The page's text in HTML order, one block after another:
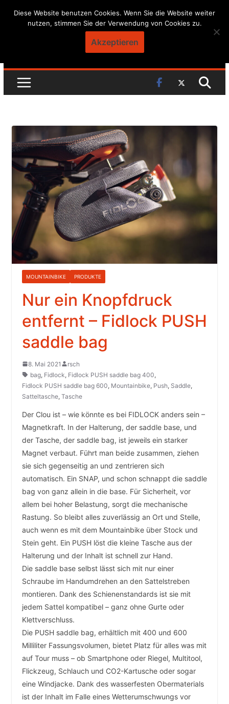
Skip
MOUNTAINBIKE PRODUKTE
Nur ein Knopfdruck
entfernt – Fidlock PUSH
saddle bag
8. Mai 2021
rsch
bag, Fidlock, Fidlock PUSH saddle bag 400,
Fidlock PUSH saddle bag 600, Mountainbike, Push, Saddle,
Satteltasche, Tasche
Der Clou ist – wie könnte es bei FIDLOCK anders sein –
Magnetkraft. In der Halterung, der saddle base, und
der Tasche, der saddle bag, ist jeweils ein starker
Magnet verbaut. Führt man beide zusammen, ziehen
sie sich gegenseitig an und zentrieren sich
automatisch. Ein SNAP, und schon schnappt die saddle
bag von ganz allein in die base. Für Sicherheit, vor
allem bei hoher Belastung, sorgt die mechanische
Rastung. So bleibt alles zuverlässig an Ort und Stelle,
auch wenn es mit dem Mountainbike über Stock und
Stein geht. Ein PUSH löst die kleine Tasche aus der
Halterung und der Inhalt ist schnell zur Hand.
Die saddle base selbst lässt sich mit nur einer
Schraube im Handumdrehen an den Sattelstreben
montieren. Dank des Schienenstandards ist sie mit
jedem Sattel kompatibel – ganz ohne Gurte oder
Klettverschluss.
Die PUSH saddle bag, erhältlich mit 400 und 600
Milliliter Fassungsvolumen, bietet Platz für alles was mit
auf Tour muss – ob Smartphone oder Riegel, Multitool,
Flickzeug, Schlauch und CO2-Kartusche oder sogar
eine Windjacke. Dank des wasserfesten Obermaterials
ist der Inhalt im Falle eines Wetterumschwungs vor
Diese Website benutzen Cookies. Wenn Sie die Website weiter
nutzen, stimmen Sie der Verwendung von Cookies zu.
Akzeptieren